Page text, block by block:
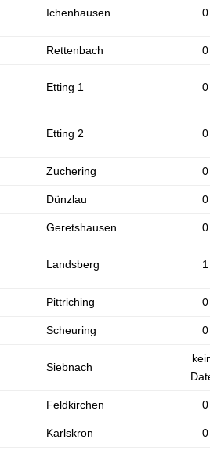
Ichenhausen 0
Rettenbach 0
Etting 1 0
Etting 2 0
Zuchering 0
Dünzlau 0
Geretshausen 0
Landsberg 1
Pittriching 0
Scheuring 0
Siebnach
Feldkirchen 0
Karlskron 0